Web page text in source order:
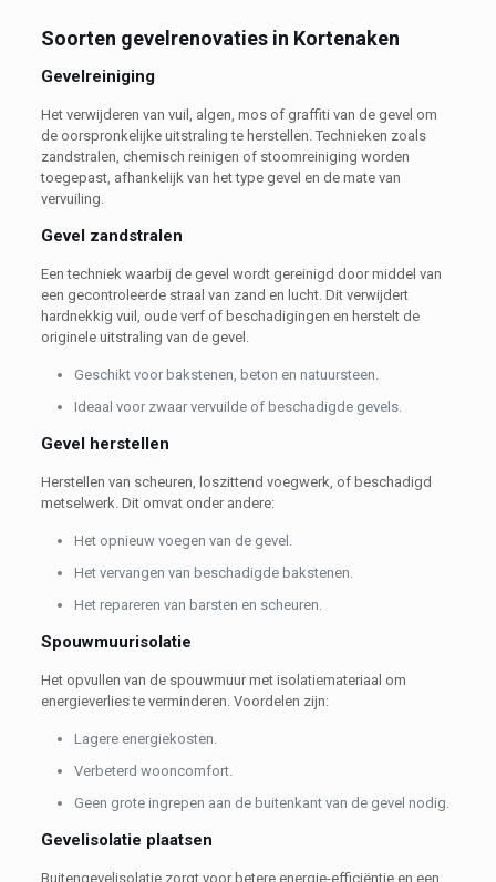
Soorten gevelrenovaties in Kortenaken
Gevelreiniging
Het verwijderen van vuil, algen, mos of graffiti van de gevel om
de oorspronkelijke uitstraling te herstellen. Technieken zoals
zandstralen, chemisch reinigen of stoomreiniging worden
toegepast, afhankelijk van het type gevel en de mate van
vervuiling.
Gevel zandstralen
Een techniek waarbij de gevel wordt gereinigd door middel van
een gecontroleerde straal van zand en lucht. Dit verwijdert
hardnekkig vuil, oude verf of beschadigingen en herstelt de
originele uitstraling van de gevel.
Geschikt voor bakstenen, beton en natuursteen.
Ideaal voor zwaar vervuilde of beschadigde gevels.
Gevel herstellen
Herstellen van scheuren, loszittend voegwerk, of beschadigd
metselwerk. Dit omvat onder andere:
Het opnieuw voegen van de gevel.
Het vervangen van beschadigde bakstenen.
Het repareren van barsten en scheuren.
Spouwmuurisolatie
Het opvullen van de spouwmuur met isolatiemateriaal om
energieverlies te verminderen. Voordelen zijn:
Lagere energiekosten.
Verbeterd wooncomfort.
Geen grote ingrepen aan de buitenkant van de gevel nodig.
Gevelisolatie plaatsen
Buitengevelisolatie zorgt voor betere energie-efficiëntie en een